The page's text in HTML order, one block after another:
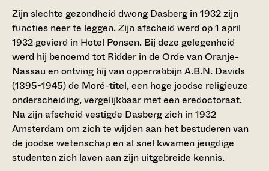
Zijn slechte gezondheid dwong Dasberg in 1932 zijn
functies neer te leggen. Zijn afscheid werd op 1 april
1932 gevierd in Hotel Ponsen. Bij deze gelegenheid
werd hij benoemd tot Ridder in de Orde van Oranje-
Nassau en ontving hij van opperrabbijn A.B.N. Davids
(1895-1945) de Moré-titel, een hoge joodse religieuze
onderscheiding, vergelijkbaar met een eredoctoraat.
Na zijn afscheid vestigde Dasberg zich in 1932
Amsterdam om zich te wijden aan het bestuderen van
de joodse wetenschap en al snel kwamen jeugdige
studenten zich laven aan zijn uitgebreide kennis.